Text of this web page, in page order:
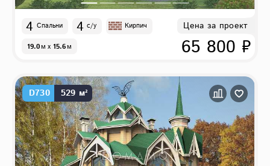
4 Спальни 4 с/у Кирпич
19.0м x 15.6м
Цена за проект
65 800 ₽
D730 529 м²